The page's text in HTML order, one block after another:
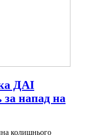
ДАІ
напад на
колишнього